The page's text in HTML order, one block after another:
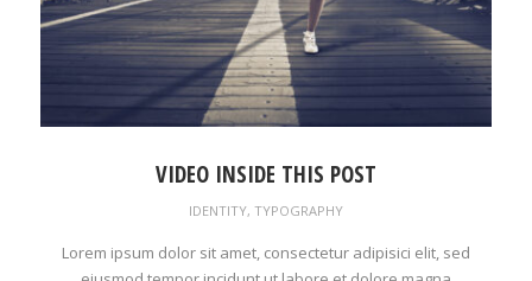
VIDEO INSIDE THIS POST
IDENTITY, TYPOGRAPHY
Lorem ipsum dolor sit amet, consectetur adipisici elit, sed